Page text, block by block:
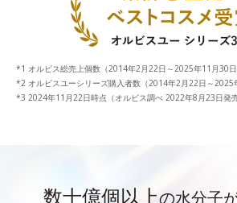
オルビス総売上個数（2014年2月22日～2025年11月30日
オルビスユーシリーズ購入者数（2014年2月22日～2025
2024年11月22日時点（オルビス調べ 2022年8月23日発
数十億個以上の水分子